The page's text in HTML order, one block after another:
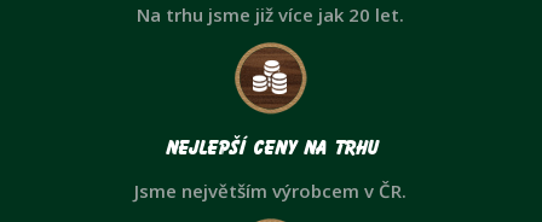
Na trhu jsme již více jak 20 let.
Nejlepší ceny na trhu
Jsme největším výrobcem v ČR.